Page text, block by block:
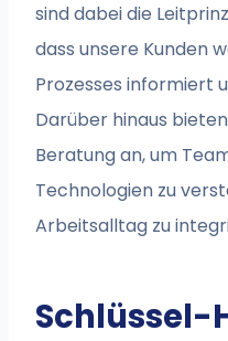
sind dabei die
dass unsere Kunden
Prozesses informiert
Darüber hinaus
Beratung an, um
Technologien zu
Arbeitsalltag zu
Schlüssel-